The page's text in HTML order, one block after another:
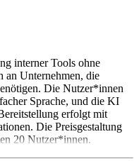
interner Tools ohne
an Unternehmen, die
Die Nutzer*innen
Sprache, und die KI
erfolgt mit
Die Preisgestaltung
20 Nutzer*innen.